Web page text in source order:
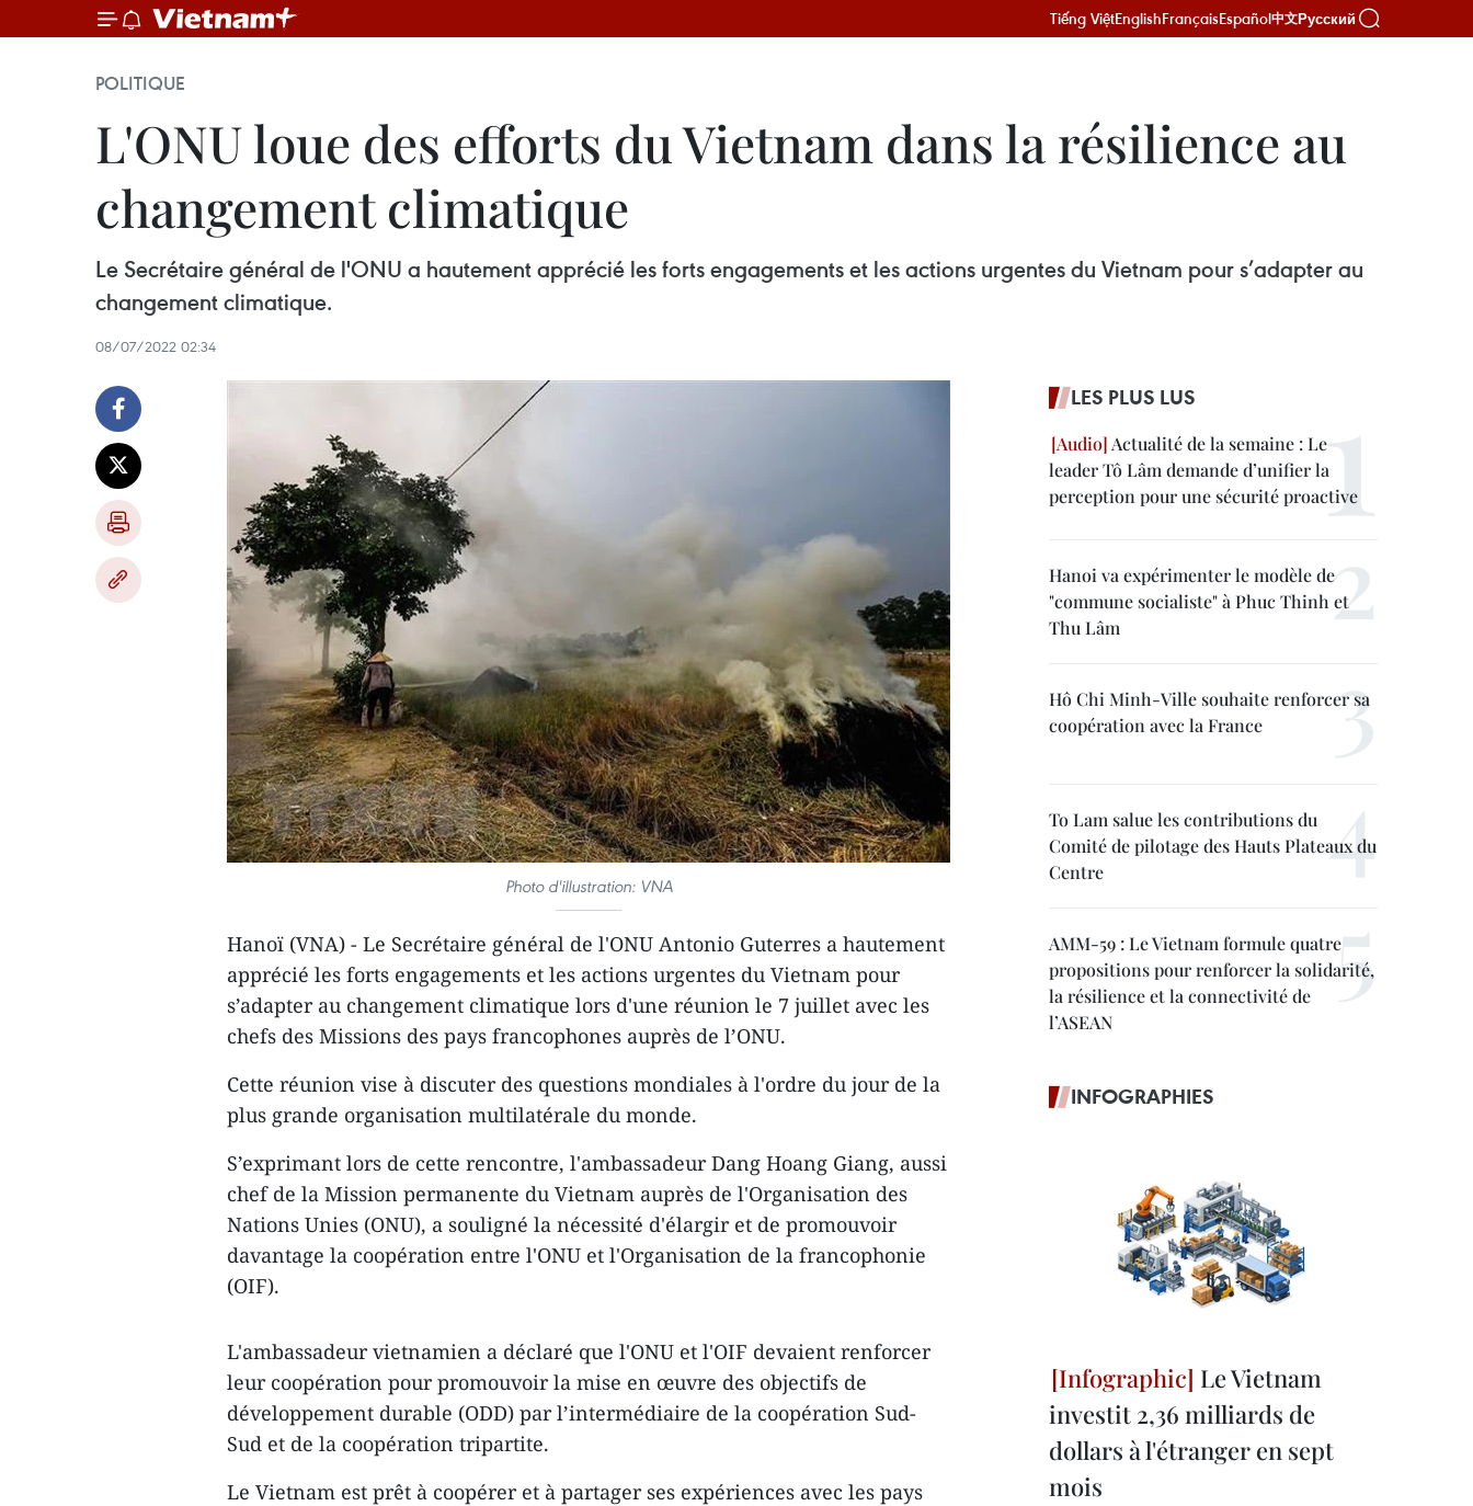
Tiếng ViệtEnglishFrançaisEspañol中文Русский
POLITIQUE
L'ONU loue des efforts du Vietnam dans la résilience au
changement climatique
Le Secrétaire général de l'ONU a hautement apprécié les forts engagements et les actions urgentes du Vietnam pour s’adapter au
changement climatique.
08/07/2022 02:34
Photo d'illustration: VNA
Hanoï (VNA) - Le Secrétaire général de l'ONU Antonio Guterres a hautement
apprécié les forts engagements et les actions urgentes du Vietnam pour
s’adapter au changement climatique lors d'une réunion le 7 juillet avec les
chefs des Missions des pays francophones auprès de l’ONU.
Cette réunion vise à discuter des questions mondiales à l'ordre du jour de la
plus grande organisation multilatérale du monde.
S’exprimant lors de cette rencontre, l'ambassadeur Dang Hoang Giang, aussi
chef de la Mission permanente du Vietnam auprès de l'Organisation des
Nations Unies (ONU), a souligné la nécessité d'élargir et de promouvoir
davantage la coopération entre l'ONU et l'Organisation de la francophonie
(OIF).
L'ambassadeur vietnamien a déclaré que l'ONU et l'OIF devaient renforcer
leur coopération pour promouvoir la mise en œuvre des objectifs de
développement durable (ODD) par l’intermédiaire de la coopération Sud-
Sud et de la coopération tripartite.
Le Vietnam est prêt à coopérer et à partager ses expériences avec les pays
LES PLUS LUS
Actualité de la semaine : Le
leader Tô Lâm demande d’unifier la
perception pour une sécurité proactive
Hanoi va expérimenter le modèle de
"commune socialiste" à Phuc Thinh et
Thu Lâm
Hô Chi Minh-Ville souhaite renforcer sa
coopération avec la France
To Lam salue les contributions du
Comité de pilotage des Hauts Plateaux du
Centre
AMM-59 : Le Vietnam formule quatre
propositions pour renforcer la solidarité,
la résilience et la connectivité de
l’ASEAN
INFOGRAPHIES
Le Vietnam
investit 2,36 milliards de
dollars à l'étranger en sept
mois